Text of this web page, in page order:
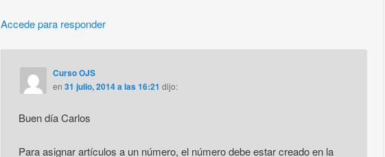
Accede para responder
Curso OJS
en 31 julio, 2014 a las 16:21 dijo:
Buen día Carlos
Para asignar artículos a un número, el número debe estar creado en la